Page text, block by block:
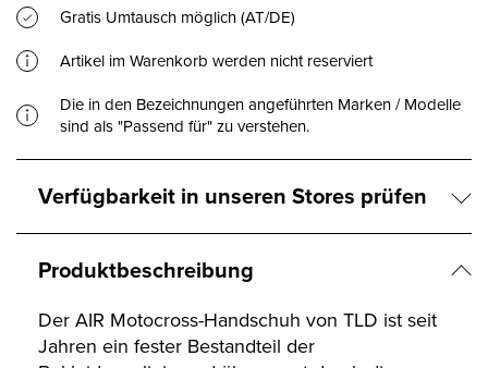
Gratis Umtausch möglich (AT/DE)
Artikel im Warenkorb werden nicht reserviert
Die in den Bezeichnungen angeführten Marken / Modelle
sind als "Passend für" zu verstehen.
Verfügbarkeit in unseren Stores prüfen
Produktbeschreibung
Der AIR Motocross-Handschuh von TLD ist seit
Jahren ein fester Bestandteil der